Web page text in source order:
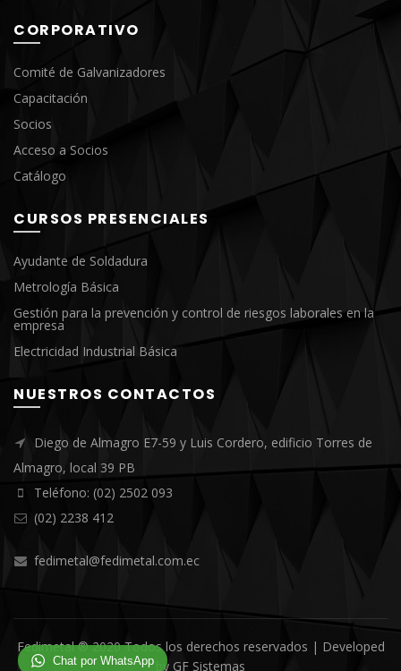
CORPORATIVO
Comité de Galvanizadores
Capacitación
Socios
Acceso a Socios
Catálogo
CURSOS PRESENCIALES
Ayudante de Soldadura
Metrología Básica
Gestión para la prevención y control de riesgos laborales en la
empresa
Electricidad Industrial Básica
NUESTROS CONTACTOS
Diego de Almagro E7-59 y Luis Cordero, edificio Torres de
Almagro, local 39 PB
Teléfono: (02) 2502 093
(02) 2238 412
fedimetal@fedimetal.com.ec
Fedimetal ® 2020 Todos los derechos reservados | Developed
by GF Sistemas
Chat por WhatsApp